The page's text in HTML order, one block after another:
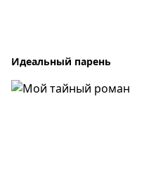
Идеальный парень